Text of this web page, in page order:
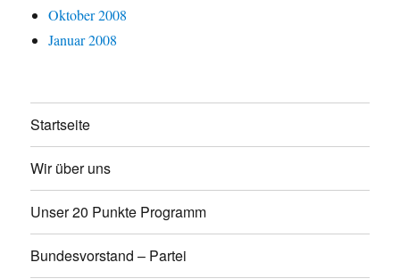
Oktober 2008
Januar 2008
Startseite
Wir über uns
Unser 20 Punkte Programm
Bundesvorstand – Partei